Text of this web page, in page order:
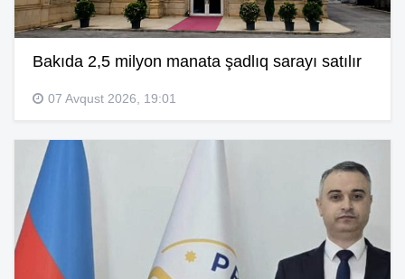
Bakıda 2,5 milyon manata şadlıq sarayı satılır
07 Avqust 2026, 19:01